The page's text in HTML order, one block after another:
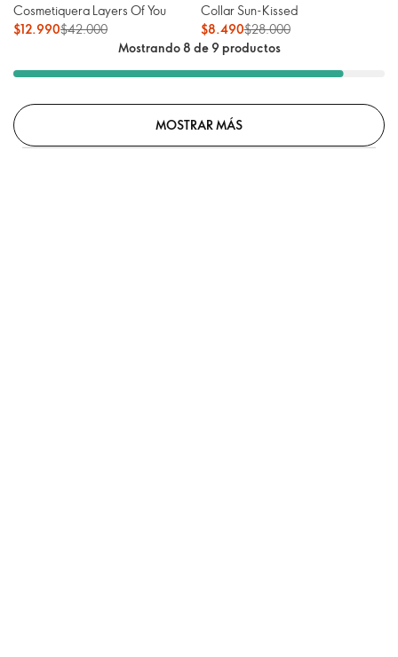
Cosmetiquera Layers Of You
$12.990$42.000
Collar Sun-Kissed
$8.490$28.000
Mostrando 8 de 9 productos
MOSTRAR MÁS